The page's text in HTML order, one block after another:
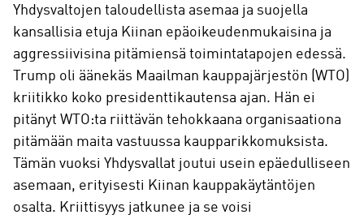
Yhdysvaltojen taloudellista asemaa ja suojella
kansallisia etuja Kiinan epäoikeudenmukaisina ja
aggressiivisina pitämiensä toimintatapojen edessä.
Trump oli äänekäs Maailman kauppajärjestön (WTO)
kriitikko koko presidenttikautensa ajan. Hän ei
pitänyt WTO:ta riittävän tehokkaana organisaationa
pitämään maita vastuussa kaupparikkomuksista.
Tämän vuoksi Yhdysvallat joutui usein epäedulliseen
asemaan, erityisesti Kiinan kauppakäytäntöjen
osalta. Kriittisyys jatkunee ja se voisi